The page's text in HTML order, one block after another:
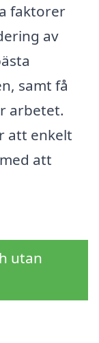
faktorer
av
samt få
arbetet.
att enkelt
att
utan